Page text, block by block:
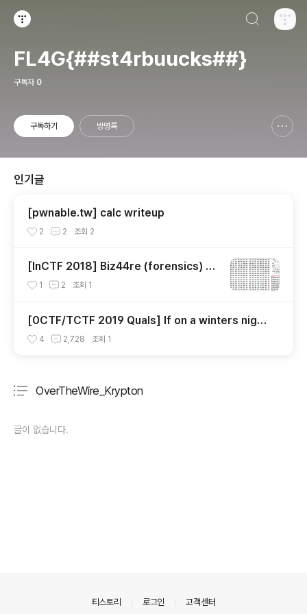
FL4G{##st4rbuucks##}
구독자 0
구독하기 방명록
인기글
[pwnable.tw] calc writeup
2 2 조회 2
[InCTF 2018] Biz44re (forensics) wr
iteup
1 2 조회 1
[0CTF/TCTF 2019 Quals] If on a winters night
a traveler writeup
4 2,728 조회 1
OverTheWire_Krypton
글이 없습니다.
티스토리 로그인 고객센터